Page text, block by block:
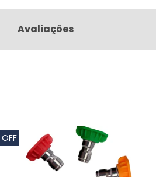
Avaliações
OFF